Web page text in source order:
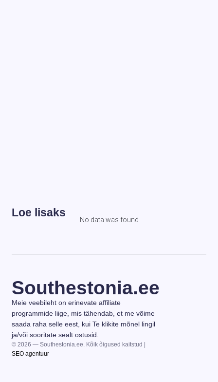
Loe lisaks
No data was found
Southestonia.ee
Meie veebileht on erinevate affiliate
programmide liige, mis tähendab, et me võime
saada raha selle eest, kui Te klikite mõnel lingil
ja/või sooritate sealt ostusid.
© 2026 — Southestonia.ee. Kõik õigused kaitstud |
SEO agentuur